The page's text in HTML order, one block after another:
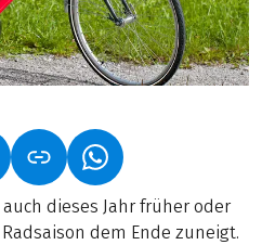
IN NEUEM TAB)
ÖFFNET IN NEUEM TAB)
(LINK ÖFFNET IN
dieses Jahr früher oder
dem Ende zuneigt.